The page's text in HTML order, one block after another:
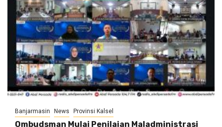
Banjarmasin News Provinsi Kalsel
Ombudsman Mulai Penilaian Maladministrasi